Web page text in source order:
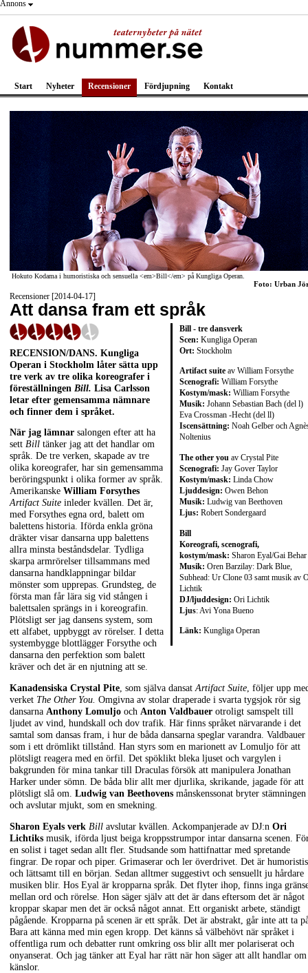
Annons
Start Nyheter Recensioner Fördjupning Kontakt
Hokuto Kodama i humoristiska och sensuella <em>Bill</em> på Kungliga Operan.
Foto: Urban
Recensioner [2014-04-17]
Att dansa fram ett språk
Bill - tre dansverk
Scen: Kungliga Operan
Ort: Stockholm
Artifact suite av William Forsythe
Scenografi: William Forsythe
Kostym/mask: William Forsythe
Musik: Johann Sebastian Bach (del l)
Eva Crossman -Hecht (del ll)
Iscensättning: Noah Gelber och
Noltenius
The other you av Crystal Pite
Scenografi: Jay Gover Taylor
Kostym/mask: Linda Chow
Ljuddesign: Owen Behon
Musik: Ludwig van Beethoven
Ljus: Robert Sondergaard
Bill
Koreografi, scenografi,
kostym/mask: Sharon Eyal/Gai Behar
Musik: Oren Barzilay: Dark Blue,
Subhead: Ur Clone 03 samt musik av
Lichtik
DJ/ljuddesign: Ori Lichtik
Ljus: Avi Yona Bueno
Länk: Kungliga Operan
RECENSION/DANS. Kungliga
Operan i Stockholm låter sätta upp
tre verk av tre olika koreografer i
föreställningen Bill. Lisa Carlsson
letar efter gemensamma nämnare
och finner dem i språket.
När jag lämnar salongen efter att ha
sett Bill tänker jag att det handlar om
språk. De tre verken, skapade av tre
olika koreografer, har sin gemensamma
beröringspunkt i olika former av språk.
Amerikanske William Forsythes
Artifact Suite inleder kvällen. Det är,
med Forsythes egna ord, balett om
balettens historia. Iförda enkla gröna
dräkter visar dansarna upp balettens
allra minsta beståndsdelar. Tydliga
skarpa armrörelser tillsammans med
dansarna handklappningar bildar
mönster som upprepas. Grundsteg, de
första man får lära sig vid stången i
balettsalen sprängs in i koreografin.
Plötsligt ser jag dansens system, som
ett alfabet, uppbyggt av rörelser. I detta
systembygge blottlägger Forsythe och
dansarna den perfektion som balett
kräver och det är en njutning att se.
Kanadensiska Crystal Pite, som själva dansatArtifact Suite, följer upp
verket The Other You. Omgivna av stolar draperade i svarta tygsjok rör sig
dansarna Anthony Lomuljo och Anton Valdbauer otroligt samspelt till
ljudet av vind, hundskall och dov trafik. Här finns språket närvarande i det
samtal som dansas fram, i hur de båda dansarna speglar varandra. Valdbauer
som i ett drömlikt tillstånd. Han styrs som en marionett av Lomuljo för att
plötsligt reagera med en örfil. Det spöklikt bleka ljuset och vargylen i
bakgrunden för mina tankar till Draculas försök att manipulera Jonathan
Harker under sömn. De båda blir allt mer djurlika, skrikande, jagade för att
plötsligt slå om. Ludwig van Beethovens månskenssonat bryter stämningen
och avslutar mjukt, som en smekning.
Sharon Eyals verk Bill avslutar kvällen. Ackompanjerade av DJ:n Ori
Lichtiks musik, iförda ljust beiga kroppsstrumpor intar dansarna scenen.
en solist i taget sedan allt fler. Studsande som hattifnattar med spretande
fingrar. De ropar och piper. Grimaserar och ler överdrivet. Det är
och lättsamt till en början. Sedan alltmer suggestivt och sensuellt ju hårdare
musiken blir. Hos Eyal är kropparna språk. Det flyter ihop, finns inga
mellan ord och rörelse. Hon säger själv att det är dans eftersom det är något
kroppar skapar men det är också något annat. Ett organiskt arbete, ständigt
pågående. Kropparna på scenen är ett språk. Det är abstrakt, går inte att ta
Bara att känna med min egen kropp. Det känns så välbehövt när språket i
offentliga rum och debatter runt omkring oss blir allt mer polariserat och
onyanserat. Och jag tänker att Eyal har rätt när hon säger att allt handlar om
känslor.